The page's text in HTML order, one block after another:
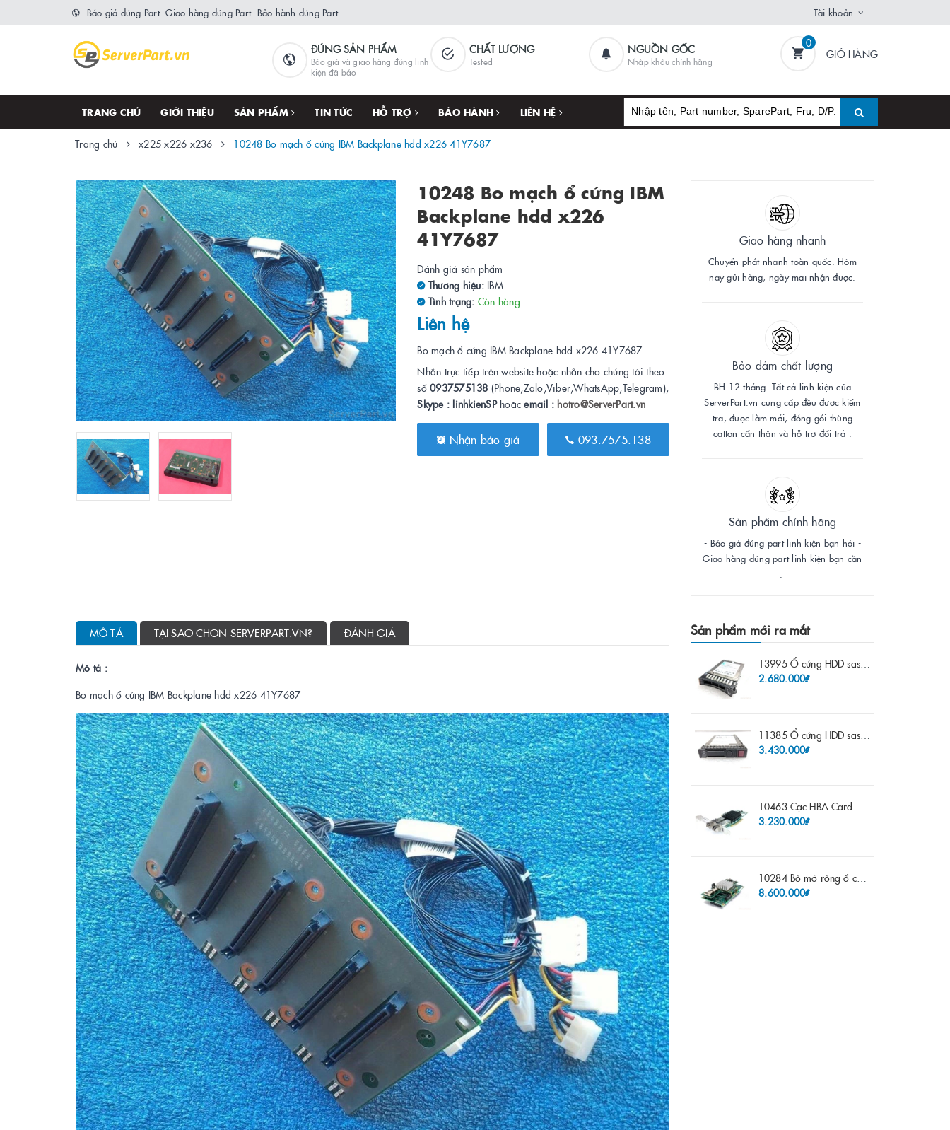
Báo giá đúng Part. Giao hàng đúng Part. Bảo hành đúng Part. Tài khoản
ĐÚNG SẢN PHẨM
Báo giá và giao hàng đúng linh
kiện đã báo
CHẤT LƯỢNG
Tested
NGUỒN GỐC
Nhập khẩu chính hãng
0
GIỎ HÀNG
TRANG CHỦ GIỚI THIỆU SẢN PHẨM TIN TỨC HỖ TRỢ BẢO HÀNH LIÊN HỆ
Trang chủ x225 x226 x236 10248 Bo mạch ổ cứng IBM Backplane hdd x226 41Y7687
10248 Bo mạch ổ cứng IBM
Backplane hdd x226
41Y7687
Đánh giá sản phẩm
Thương hiệu: IBM
Tình trạng: Còn hàng
Liên hệ
Bo mạch ổ cứng IBM Backplane hdd x226 41Y7687
Nhắn trực tiếp trên website hoặc nhắn cho chúng tôi theo
số0937575138 (Phone,Zalo,Viber,WhatsApp,Telegram),
Skype : linhkienSPhoặcemail : hotro@ServerPart.vn
Nhận báo giá 093.7575.138
Giao hàng nhanh
Chuyển phát nhanh toàn quốc. Hôm
nay gửi hàng, ngày mai nhận được.
Bảo đảm chất lượng
BH 12 tháng. Tất cả linh kiện của
ServerPart.vn cung cấp đều được kiểm
tra, được làm mới, đóng gói thùng
catton cẩn thận và hỗ trợ đổi trả .
Sản phẩm chính hãng
- Báo giá đúng part linh kiện bạn hỏi -
Giao hàng đúng part linh kiện bạn cần
MÔ TẢ TẠI SAO CHỌN SERVERPART.VN? ĐÁNH GIÁ
Mô tả :
Bo mạch ổ cứng IBM Backplane hdd x226 41Y7687
Sản phẩm mới ra mắt
13995 Ổ cứng HDD sas IBM 300gb 10k 2.5" 6G fru 44W2265 opt 44W2264 pn 44W2268 ST9300503SS
2.680.000₫
11385 Ổ cứng HDD sas HP 600gb 10k 2.5" sp 653957-001 pn 619286-003 pn 641552-003 pn 689287-003 652583-B21
3.430.000₫
10463 Cạc HBA Card FC IBM Emulex LPE12002 8Gb 2 port FC SFP fru 42D0500 pn 42D0496 opt 42D0494 LPE12002
3.230.000₫
10284 Bộ mở rộng ổ cứng IBM Lenovo x3650 m4 69Y5319 8x 2.5" HS HDD Assembly Kit with Expander
8.600.000₫